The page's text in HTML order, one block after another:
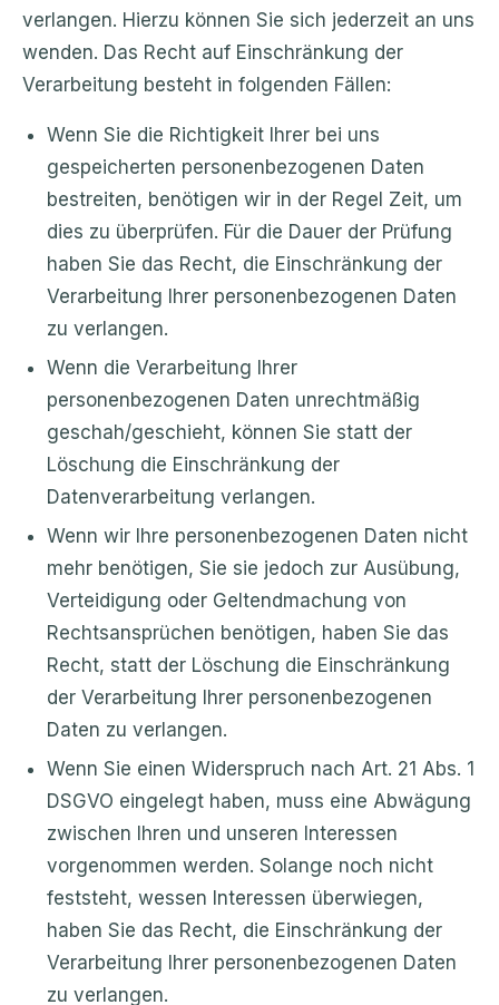
verlangen. Hierzu können Sie sich jederzeit an uns
wenden. Das Recht auf Einschränkung der
Verarbeitung besteht in folgenden Fällen:
Wenn Sie die Richtigkeit Ihrer bei uns
gespeicherten personenbezogenen Daten
bestreiten, benötigen wir in der Regel Zeit, um
dies zu überprüfen. Für die Dauer der Prüfung
haben Sie das Recht, die Einschränkung der
Verarbeitung Ihrer personenbezogenen Daten
zu verlangen.
Wenn die Verarbeitung Ihrer
personenbezogenen Daten unrechtmäßig
geschah/geschieht, können Sie statt der
Löschung die Einschränkung der
Datenverarbeitung verlangen.
Wenn wir Ihre personenbezogenen Daten nicht
mehr benötigen, Sie sie jedoch zur Ausübung,
Verteidigung oder Geltendmachung von
Rechtsansprüchen benötigen, haben Sie das
Recht, statt der Löschung die Einschränkung
der Verarbeitung Ihrer personenbezogenen
Daten zu verlangen.
Wenn Sie einen Widerspruch nach Art. 21 Abs. 1
DSGVO eingelegt haben, muss eine Abwägung
zwischen Ihren und unseren Interessen
vorgenommen werden. Solange noch nicht
feststeht, wessen Interessen überwiegen,
haben Sie das Recht, die Einschränkung der
Verarbeitung Ihrer personenbezogenen Daten
zu verlangen.